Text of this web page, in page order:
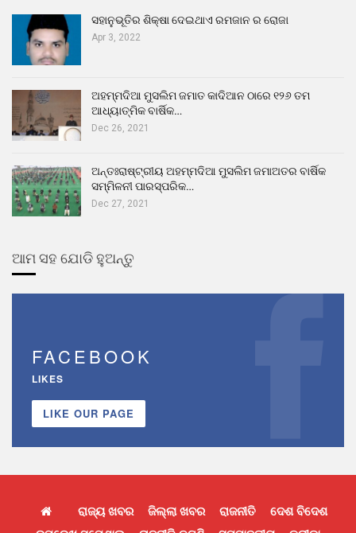
ସହାନୁଭୂତିର ଶିକ୍ଷା ଦେଇଥାଏ ରମଜାନ ର ରୋଜା
Apr 3, 2022
ଅହମ୍ମଦିଆ ମୁସଲିମ ଜମାତ କାଦିଆନ ଠାରେ ୧୨୬ ତମ
ଆଧ୍ୟାତ୍ମିକ ବାର୍ଷିକ…
Dec 26, 2021
ଅନ୍ତଃରାଷ୍ଟ୍ରୀୟ ଅହମ୍ମଦିଆ ମୁସଲିମ ଜମାଅତର ବାର୍ଷିକ
ସମ୍ମିଳନୀ ପାରସ୍ପରିକ…
Dec 27, 2021
ଆମ ସହ ଯୋଡି ହୁଅନ୍ତୁ
FACEBOOK
LIKES
LIKE OUR PAGE
ରାଜ୍ୟ ଖବର ଜିଲ୍ଲା ଖବର ରାଜନୀତି
ଦେଶ ବିଦେଶ